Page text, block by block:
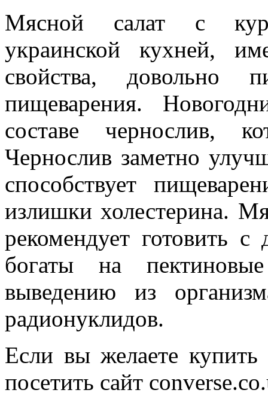
Мясной салат с
украинской кухней,
свойства, довольно
пищеварения.
составе чернослив,
Чернослив заметно
способствует
излишки холестерина.
рекомендует готовить с
богаты на
выведению из
радионуклидов.
Если вы желаете
посетить сайт